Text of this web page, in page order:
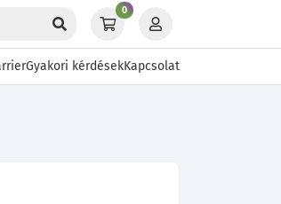
0
Gyakori kérdésekKapcsolat